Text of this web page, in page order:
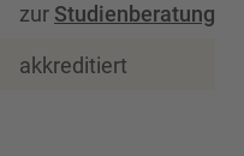
zur Studienberatung
akkreditiert